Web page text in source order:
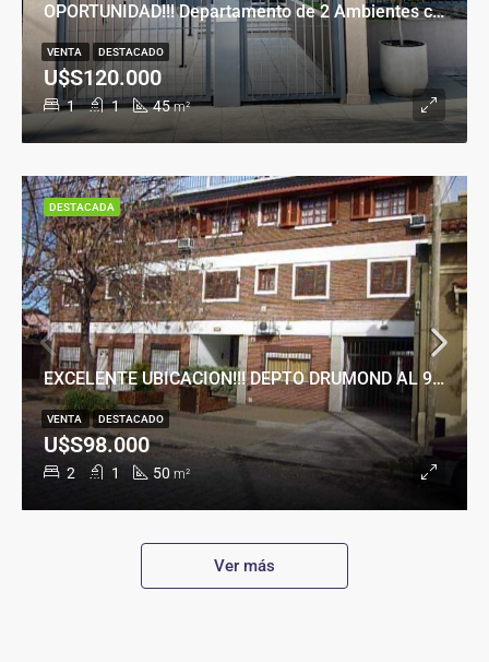
OPORTUNIDAD!!! Departamento de 2 Ambientes con Cochera en Banfield Este
1 1 45 m²
U$S120.000
VENTA DESTACADO
EXCELENTE UBICACION!!! DEPTO DRUMOND AL 900
2 1 50 m²
U$S98.000
VENTA DESTACADO
DESTACADA
Ver más